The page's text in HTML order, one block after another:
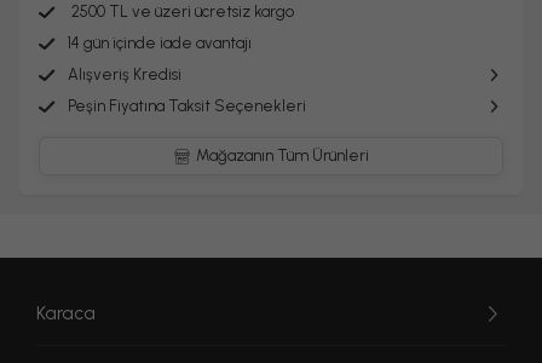
2500 TL ve üzeri ücretsiz kargo
14 gün içinde iade avantajı
Alışveriş Kredisi
Peşin Fiyatına Taksit Seçenekleri
Mağazanın Tüm Ürünleri
Karaca